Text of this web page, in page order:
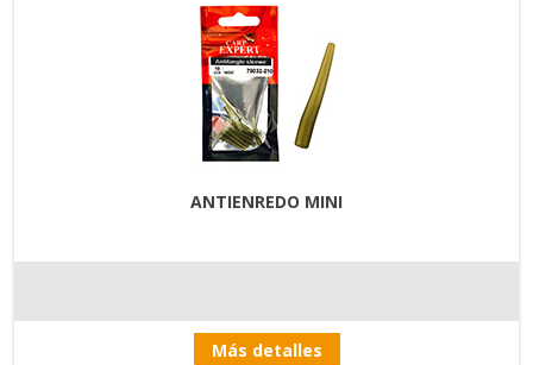
ANTIENREDO MINI
Más detalles